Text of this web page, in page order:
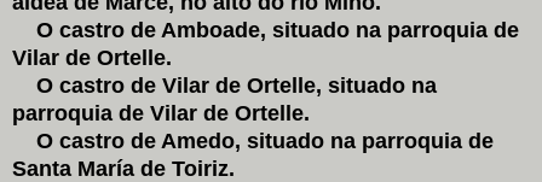
O castro de Amboade, situado na parroquia de
Vilar de Ortelle.
O castro de Vilar de Ortelle, situado na
parroquia de Vilar de Ortelle.
O castro de Amedo, situado na parroquia de
Santa María de Toiriz.